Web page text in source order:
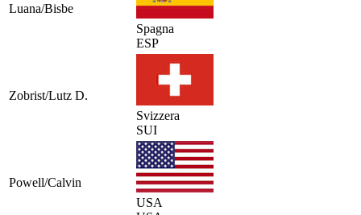
Luana/Bisbe
Spagna
ESP
Zobrist/Lutz D.
Svizzera
SUI
Powell/Calvin
USA